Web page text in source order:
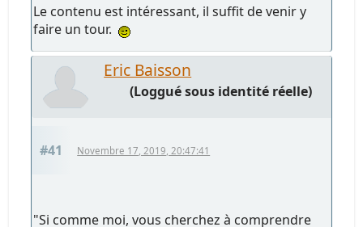
Le contenu est intéressant, il suffit de venir y
faire un tour.
Eric Baisson
(Loggué sous identité réelle)
#41 Novembre 17, 2019, 20:47:41
"Si comme moi, vous cherchez à comprendre